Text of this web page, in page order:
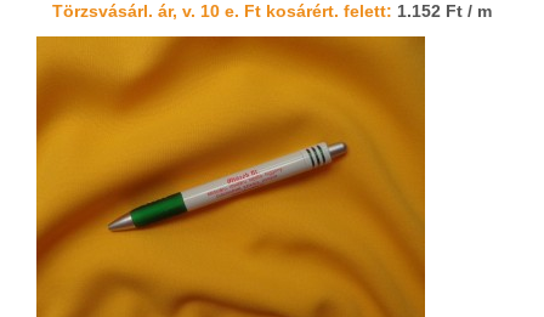
Törzsvásárl. ár, v. 10 e. Ft kosárért. felett: 1.152 Ft / m